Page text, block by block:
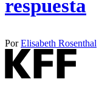
respuesta
PorElisabeth Rosenthal